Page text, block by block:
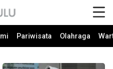
Pariwisata Olahraga